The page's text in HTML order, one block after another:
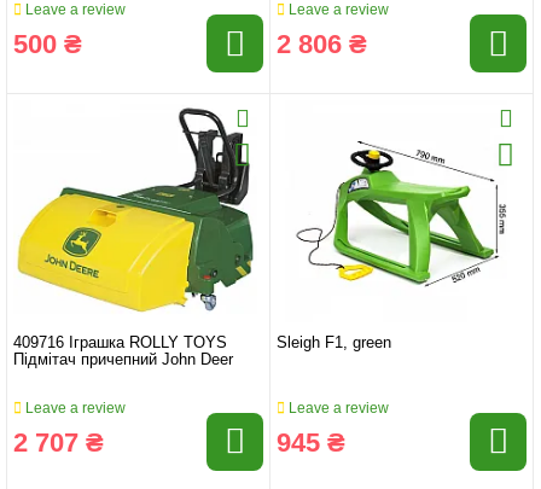
Leave a review
500 ₴
Leave a review
2 806 ₴
409716 Іграшка ROLLY TOYS
Підмітач причепний John Deer
Leave a review
2 707 ₴
Sleigh F1, green
Leave a review
945 ₴